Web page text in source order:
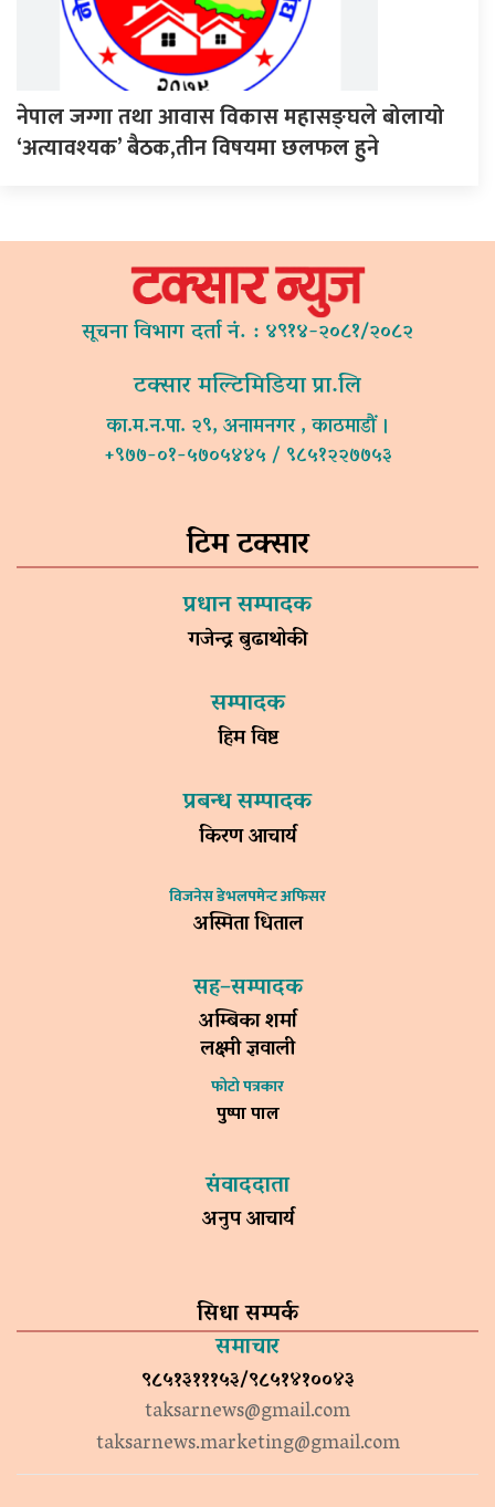
नेपाल जग्गा तथा आवास विकास महासङ्घले बोलायो
‘अत्यावश्यक’ बैठक,तीन विषयमा छलफल हुने
सूचना विभाग दर्ता नं. : ४९१४-२०८१/२०८२
टक्सार मल्टिमिडिया प्रा.लि
का.म.न.पा. २९, अनामनगर , काठमाडौं ।
+९७७-०१-५७०५४४५ / ९८५१२२७७५३
टिम टक्सार
प्रधान सम्पादक
गजेन्द्र बुढाथोकी
सम्पादक
हिम विष्ट
प्रबन्ध सम्पादक
किरण आचार्य
विजनेस डेभलपमेन्ट अफिसर
अस्मिता धिताल
सह–सम्पादक
अम्बिका शर्मा
लक्ष्मी ज्ञवाली
फोटो पत्रकार
पुष्पा पाल
संवाददाता
अनुप आचार्य
सिधा सम्पर्क
समाचार
९८५१३१११५३/९८५१४१००४३
taksarnews@gmail.com
taksarnews.marketing@gmail.com